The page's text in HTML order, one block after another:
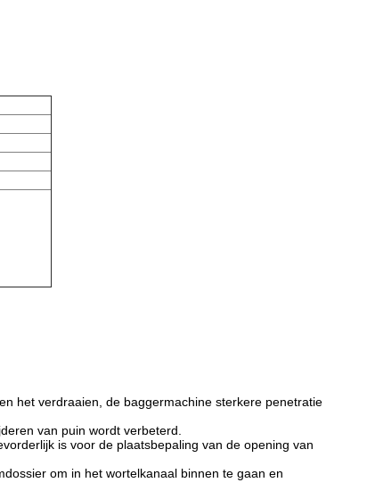
het verdraaien, de baggermachine sterkere penetratie
van puin wordt verbeterd.
is voor de plaatsbepaling van de opening van
om in het wortelkanaal binnen te gaan en